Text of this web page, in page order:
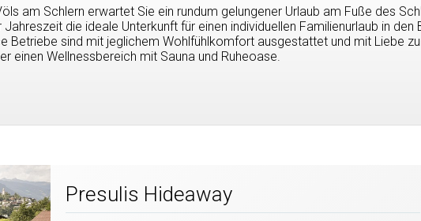
am Schlern erwartet Sie ein rundum gelungener Urlaub am Fuße des
die ideale Unterkunft für einen individuellen Familienurlaub in den
Betriebe sind mit jeglichem Wohlfühlkomfort ausgestattet und mit Liebe
einen Wellnessbereich mit Sauna und Ruheoase.
Presulis Hideaway